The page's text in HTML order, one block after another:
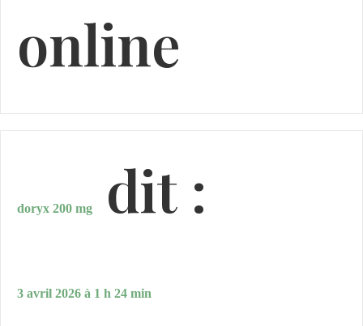
online
doryx 200 mg dit :
3 avril 2026 à 1 h 24 min